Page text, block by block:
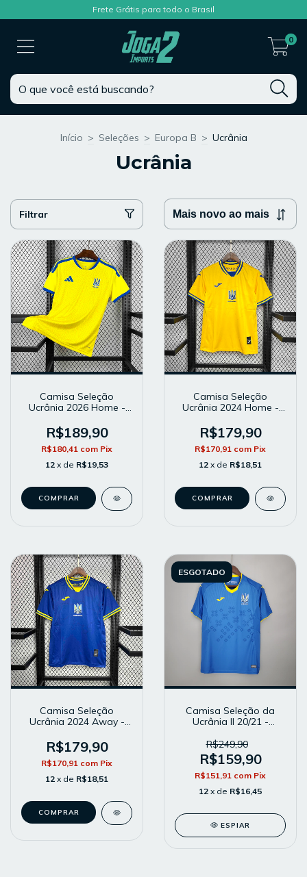
Frete Grátis para todo o Brasil
0
Início > Seleções > Europa B > Ucrânia
Ucrânia
Filtrar
Camisa Seleção
Ucrânia 2026 Home -
Torcedor - Amarela
R$189,90
R$180,41 com Pix
12 x de R$19,53
COMPRAR
Camisa Seleção
Ucrânia 2024 Home -
Torcedor - Amarela
R$179,90
R$170,91 com Pix
12 x de R$18,51
COMPRAR
Camisa Seleção
Ucrânia 2024 Away -
Torcedor - Azul
R$179,90
R$170,91 com Pix
12 x de R$18,51
COMPRAR
ESGOTADO
Camisa Seleção da
Ucrânia II 20/21 -
Torcedor - Azul
R$249,90
R$159,90
R$151,91 com Pix
12 x de R$16,45
ESPIAR